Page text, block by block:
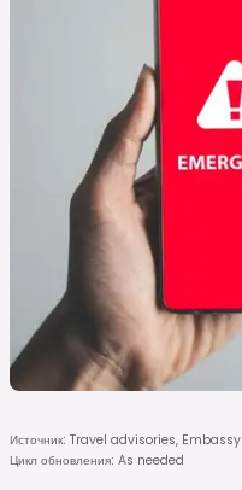
Источник: Travel advisories,
Цикл обновления: As needed